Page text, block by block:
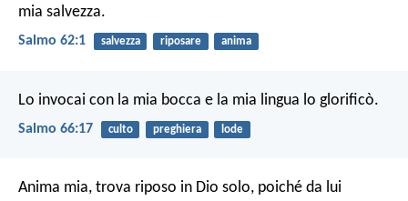
mia salvezza.
Salmo 62:1 salvezza riposare anima
Lo invocai con la mia bocca e la mia lingua lo glorificò.
Salmo 66:17 culto preghiera lode
Anima mia, trova riposo in Dio solo, poiché da lui